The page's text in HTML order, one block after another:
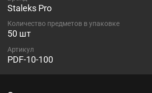
Staleks Pro
Количество предметов в упаковке
50 шт
Артикул
PDF-10-100